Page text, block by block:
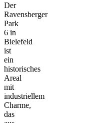
Der
Ravensberger
Park
6 in
Bielefeld
ist
ein
historisches
Areal
mit
industriellem
Charme,
das